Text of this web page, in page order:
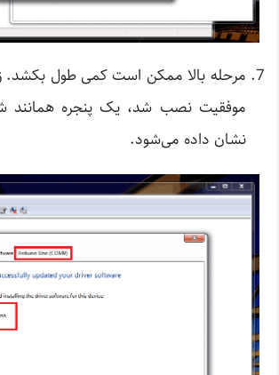
مرحله بالا ممکن است کمی ‌طول بکشد.
موفقیت نصب شد، یک پنجره همانند
نشان داده می‌شود.